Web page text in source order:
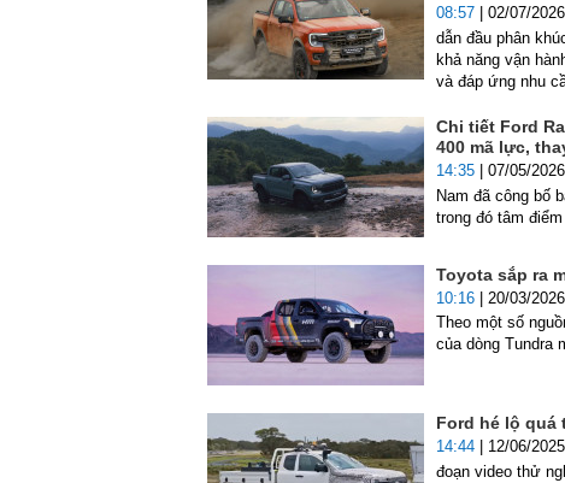
08:57 | 02/07/2026
dẫn đầu phân
khả năng vận
và đáp ứng nhu
Chi tiết Ford
400 mã lực,
14:35 | 07/05/2026
Nam đã công bố
trong đó tâm
Toyota sắp ra
10:16 | 20/03/2026
Theo một số
của dòng Tundra
Ford hé lộ quá
14:44 | 12/06/2025
đoạn video thử